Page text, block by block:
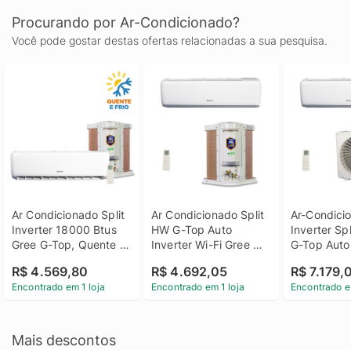
Procurando por Ar-Condicionado?
Você pode gostar destas ofertas relacionadas a sua pesquisa.
Ar Condicionado Split
Inverter 18000 Btus
Gree G-Top, Quente e
R$ 4.569,80
Encontrado em 1 loja
Ar Condicionado Split
HW G-Top Auto
Inverter Wi-Fi Gree
Quente/Frio 220V
R$ 4.692,05
Encontrado em 1 loja
Ar-
Inverter
G-Top
Quente/
R$
Encontrado
Mais descontos